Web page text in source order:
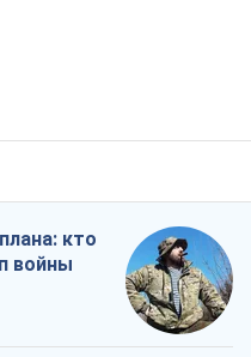
кто
войны